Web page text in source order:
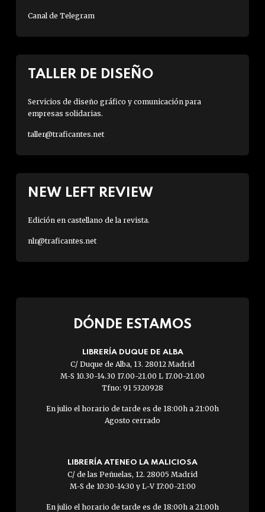
Canal de Telegram
TALLER DE DISEÑO
Servicios de diseño gráfico y comunicación para
empresas solidarias.
taller@traficantes.net
NEW LEFT REVIEW
Edición en castellano de la revista.
nlr@traficantes.net
DÓNDE ESTAMOS
LIBRERÍA DUQUE DE ALBA
C/ Duque de Alba, 13. 28012 Madrid
M-S 10.30-14.30 17.00-21.00 L 17.00-21.00
Tfno: 91 5320928
En julio el horario de tarde es de 18:00h a 21:00h
Agosto cerrado
LIBRERÍA ATENEO LA MALICIOSA
C/ de las Peñuelas, 12. 28005 Madrid
M-S de 10:30-14:30 y L-V 17:00-21:00
En julio el horario de tarde es de 18:00h a 21:00h